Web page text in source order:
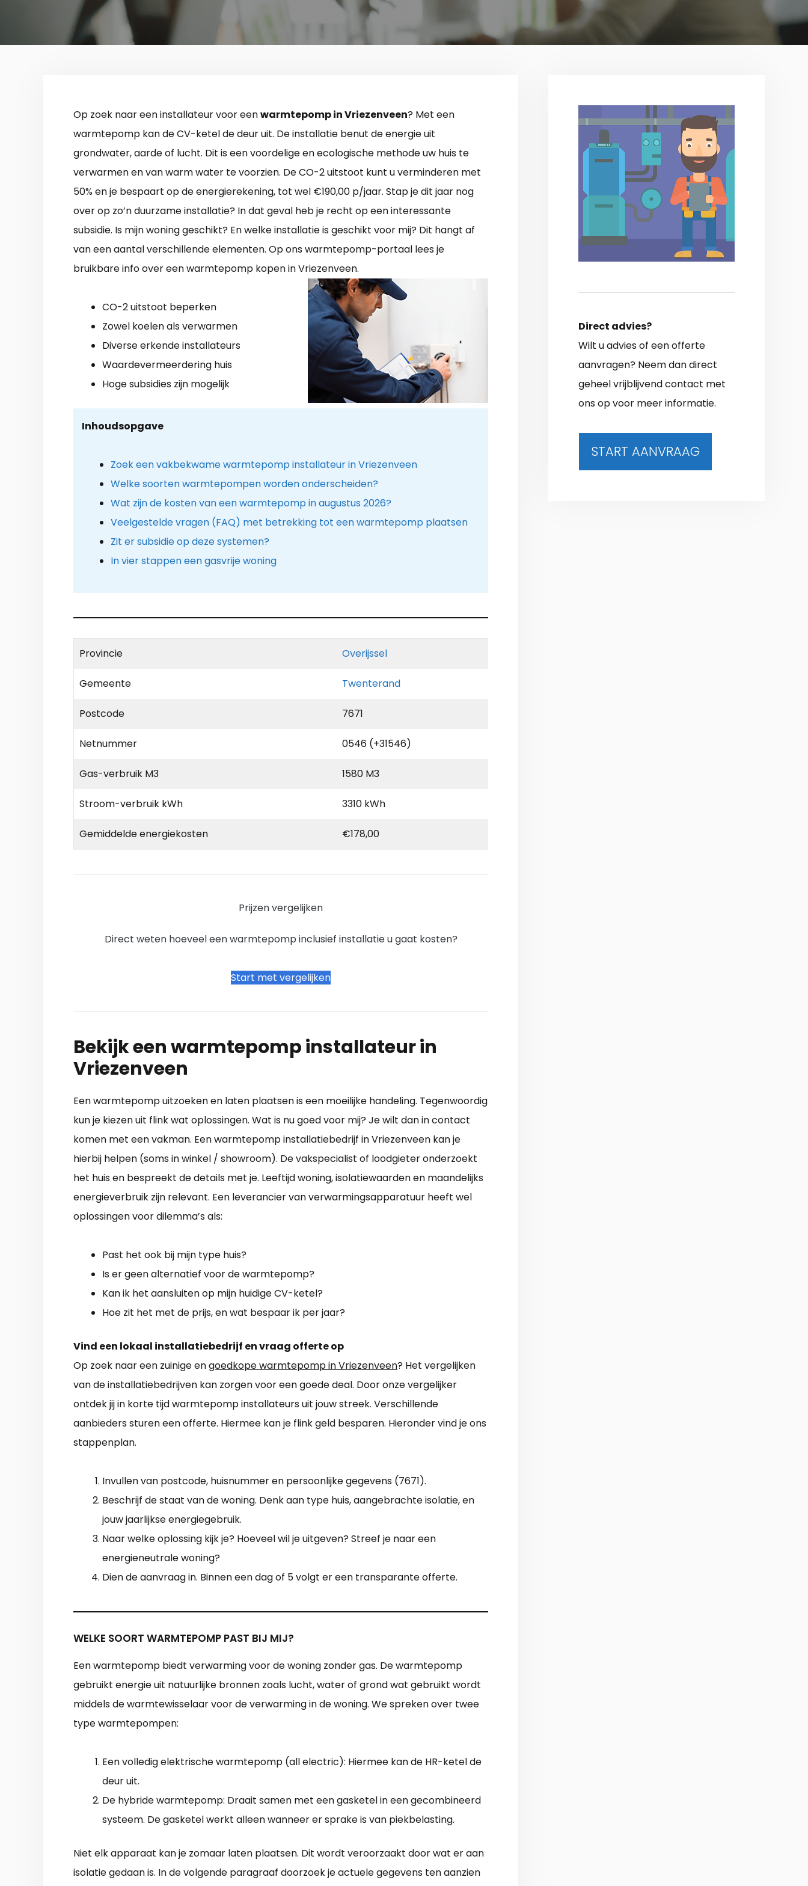
Op zoek naar een installateur voor eenwarmtepomp in Vriezenveen? Met een
warmtepomp kan de CV-ketel de deur uit. De installatie benut de energie uit
grondwater, aarde of lucht. Dit is een voordelige en ecologische methode uw huis te
verwarmen en van warm water te voorzien. De CO-2 uitstoot kunt u verminderen met
50% en je bespaart op de energierekening, tot wel €190,00 p/jaar. Stap je dit jaar nog
over op zo’n duurzame installatie? In dat geval heb je recht op een interessante
subsidie. Is mijn woning geschikt? En welke installatie is geschikt voor mij? Dit hangt af
van een aantal verschillende elementen. Op ons warmtepomp-portaal lees je
bruikbare info over een warmtepomp kopen in Vriezenveen.
CO-2 uitstoot beperken
Zowel koelen als verwarmen
Diverse erkende installateurs
Waardevermeerdering huis
Hoge subsidies zijn mogelijk
Inhoudsopgave
Zoek een vakbekwame warmtepomp installateur in Vriezenveen
Welke soorten warmtepompen worden onderscheiden?
Wat zijn de kosten van een warmtepomp in augustus 2026?
Veelgestelde vragen (FAQ) met betrekking tot een warmtepomp plaatsen
Zit er subsidie op deze systemen?
In vier stappen een gasvrije woning
Provincie Overijssel
Gemeente Twenterand
Postcode 7671
Netnummer 0546 (+31546)
Gas-verbruik M3 1580 M3
Stroom-verbruik kWh 3310 kWh
Gemiddelde energiekosten €178,00
Prijzen vergelijken
Direct weten hoeveel een warmtepomp inclusief installatie u gaat kosten?
Start met vergelijken
Bekijk een warmtepomp installateur in
Vriezenveen
Een warmtepomp uitzoeken en laten plaatsen is een moeilijke handeling. Tegenwoordig
kun je kiezen uit flink wat oplossingen. Wat is nu goed voor mij? Je wilt dan in contact
komen met een vakman. Een warmtepomp installatiebedrijf in Vriezenveen kan je
hierbij helpen (soms in winkel / showroom). De vakspecialist of loodgieter onderzoekt
het huis en bespreekt de details met je. Leeftijd woning, isolatiewaarden en maandelijks
energieverbruik zijn relevant. Een leverancier van verwarmingsapparatuur heeft wel
oplossingen voor dilemma’s als:
Past het ook bij mijn type huis?
Is er geen alternatief voor de warmtepomp?
Kan ik het aansluiten op mijn huidige CV-ketel?
Hoe zit het met de prijs, en wat bespaar ik per jaar?
Vind een lokaal installatiebedrijf en vraag offerte op
Op zoek naar een zuinige engoedkope warmtepomp in Vriezenveen? Het vergelijken
van de installatiebedrijven kan zorgen voor een goede deal. Door onze vergelijker
ontdek jij in korte tijd warmtepomp installateurs uit jouw streek. Verschillende
aanbieders sturen een offerte. Hiermee kan je flink geld besparen. Hieronder vind je ons
stappenplan.
Invullen van postcode, huisnummer en persoonlijke gegevens (7671).
Beschrijf de staat van de woning. Denk aan type huis, aangebrachte isolatie, en
jouw jaarlijkse energiegebruik.
Naar welke oplossing kijk je? Hoeveel wil je uitgeven? Streef je naar een
energieneutrale woning?
Dien de aanvraag in. Binnen een dag of 5 volgt er een transparante offerte.
WELKE SOORT WARMTEPOMP PAST BIJ MIJ?
Een warmtepomp biedt verwarming voor de woning zonder gas. De warmtepomp
gebruikt energie uit natuurlijke bronnen zoals lucht, water of grond wat gebruikt wordt
middels de warmtewisselaar voor de verwarming in de woning. We spreken over twee
type warmtepompen:
Een volledig elektrische warmtepomp (all electric): Hiermee kan de HR-ketel de
deur uit.
De hybride warmtepomp: Draait samen met een gasketel in een gecombineerd
systeem. De gasketel werkt alleen wanneer er sprake is van piekbelasting.
Niet elk apparaat kan je zomaar laten plaatsen. Dit wordt veroorzaakt door wat er aan
isolatie gedaan is. In de volgende paragraaf doorzoek je actuele gegevens ten aanzien
Direct advies?
Wilt u advies of een offerte
aanvragen? Neem dan direct
geheel vrijblijvend contact met
ons op voor meer informatie.
START AANVRAAG